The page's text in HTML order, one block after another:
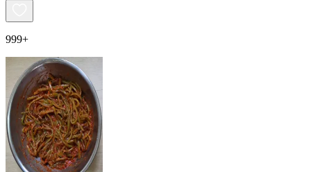
999+